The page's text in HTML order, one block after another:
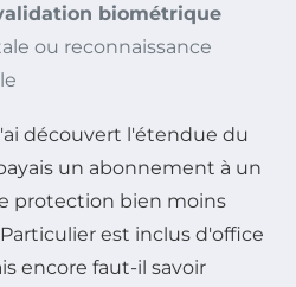
biométrique
ou reconnaissance
découvert l'étendue du
un abonnement à un
protection bien moins
est inclus d'office
encore faut-il savoir